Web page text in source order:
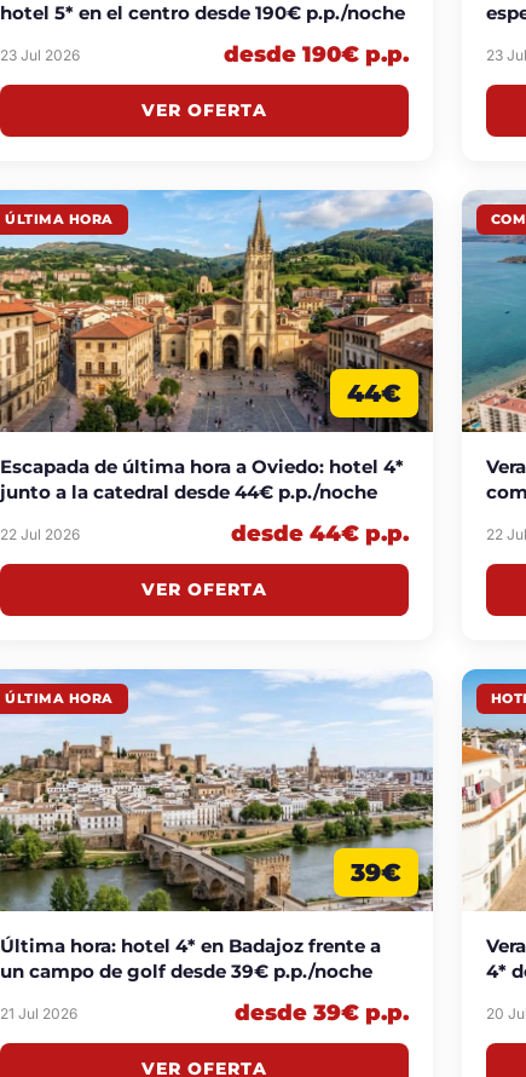
hotel 5* en el centro desde 190€ p.p./noche
23 Jul 2026 desde 190€ p.p.
VER OFERTA
23
ÚLTIMA HORA
44€
Escapada de última hora a Oviedo: hotel 4*
junto a la catedral desde 44€ p.p./noche
22 Jul 2026 desde 44€ p.p.
VER OFERTA
22
ÚLTIMA HORA
39€
Última hora: hotel 4* en Badajoz frente a
un campo de golf desde 39€ p.p./noche
21 Jul 2026 desde 39€ p.p.
VER OFERTA
4*
20